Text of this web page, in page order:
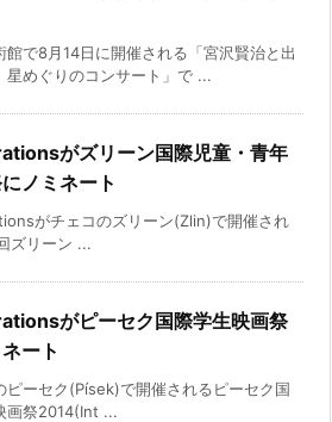
館で8月14日に開催される「宮沢賢治と出
めぐりのコンサート」で ...
がズリーン国際児童・青年
ノミネート
がチェコのズリーン(Zlin)で開催され
ズリーン ...
がピーセク国際学生映画祭
ート
ピーセク(Písek)で開催されるピーセク国
画祭2014(Int ...